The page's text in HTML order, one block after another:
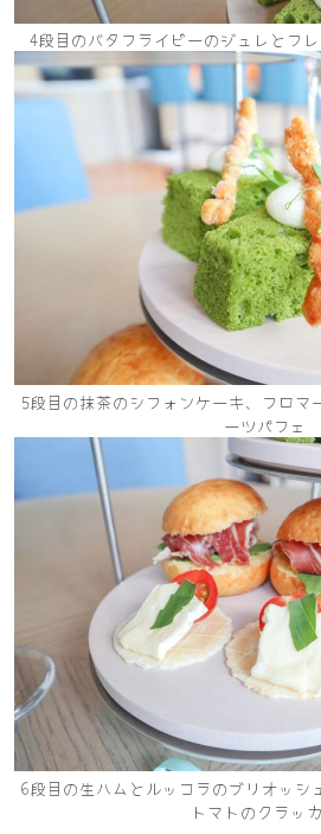
4段目のバタフライピーのジュレとフ
5段目の抹茶のシフォンケーキ、フロマ
ーツパフェ
6段目の生ハムとルッコラのブリオッシ
トマトのクラッ